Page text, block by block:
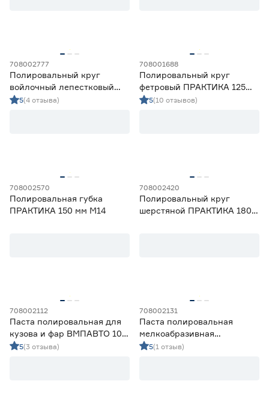
708002777
Полировальный круг
войлочный лепестковый
ПРАКТИКА 125х22 мм
5(4 отзыва)
708001688
Полировальный круг
фетровый ПРАКТИКА 125
мм на липучке
5(10 отзывов)
708002570
Полировальная губка
ПРАКТИКА 150 мм М14
708002420
Полировальный круг
шерстяной ПРАКТИКА 180
708002112
Паста полировальная для
кузова и фар ВМПАВТО 100
мл5(3 отзыва)
708002131
Паста полировальная
мелкоабразивная
ВМПАВТО P3000, 20 г
5(1 отзыв)